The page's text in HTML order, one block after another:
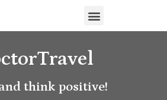
think positive!